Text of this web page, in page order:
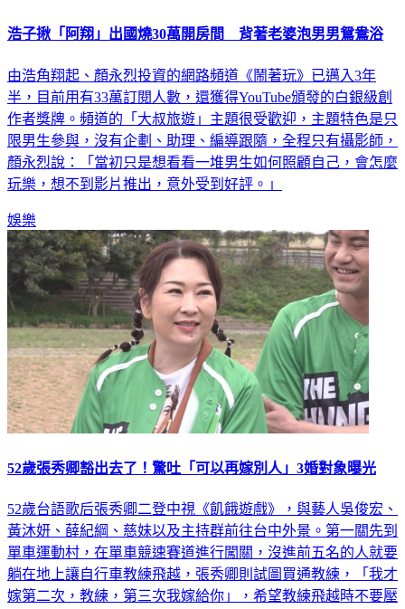
浩子揪「阿翔」出國燒30萬開房間 背著老婆泡男男鴛鴦浴
由浩角翔起、顏永烈投資的網路頻道《鬧著玩》已邁入3年
半，目前用有33萬訂閱人數，還獲得YouTube頒發的白銀級創
作者獎牌。頻道的「大叔旅遊」主題很受歡迎，主題特色是只
限男生參與，沒有企劃、助理、編導跟隨，全程只有攝影師，
顏永烈說：「當初只是想看看一堆男生如何照顧自己，會怎麼
玩樂，想不到影片推出，意外受到好評。」
娛樂
52歲張秀卿豁出去了！驚吐「可以再嫁別人」3婚對象曝光
52歲台語歌后張秀卿二登中視《飢餓遊戲》，與藝人吳俊宏、
黃沐妍、薛紀綱、慈妹以及主持群前往台中外景。第一關先到
單車運動村，在單車競速賽道進行闖關，沒進前五名的人就要
躺在地上讓自行車教練飛越，張秀卿則試圖買通教練，「我才
嫁第二次，教練，第三次我嫁給你」，希望教練飛越時不要壓